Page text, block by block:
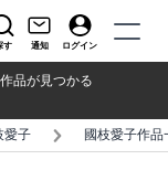
す 通知 ログイン
品が見つかる
愛子 國枝愛子作品